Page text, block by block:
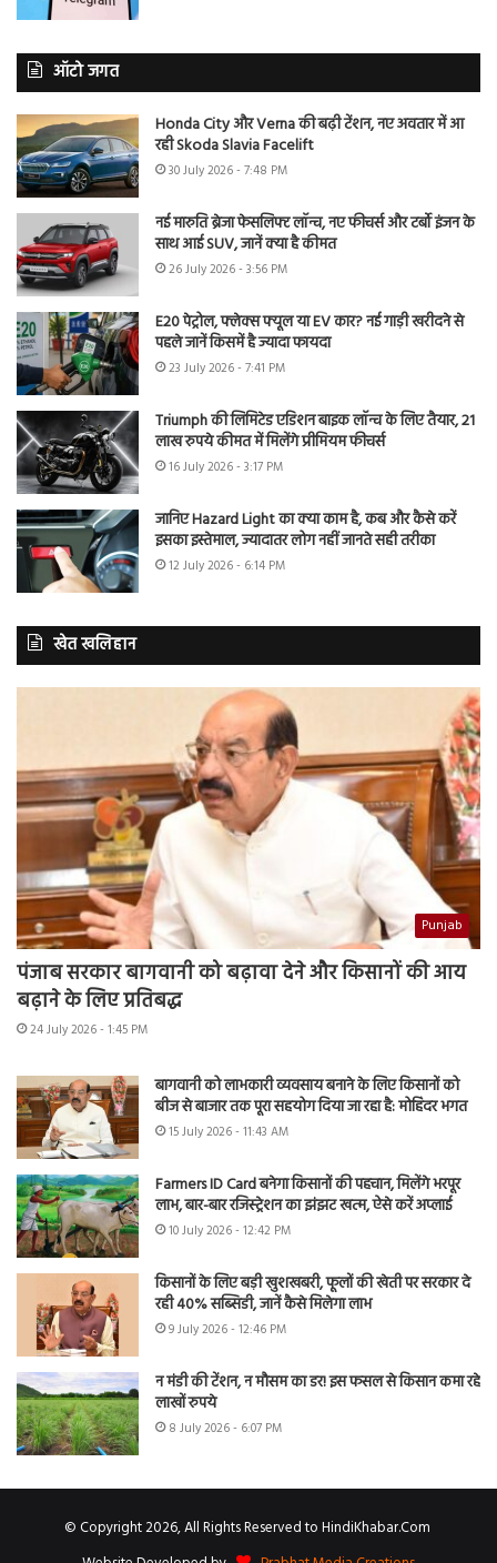
ऑटो जगत
Honda City और Verna की बढ़ी टेंशन, नए अवतार में आ
रही Skoda Slavia Facelift
30 July 2026 - 7:48 PM
नई मारुति ब्रेजा फेसलिफ्ट लॉन्च, नए फीचर्स और टर्बो इंजन के
साथ आई SUV, जानें क्या है कीमत
26 July 2026 - 3:56 PM
E20 पेट्रोल, फ्लेक्स फ्यूल या EV कार? नई गाड़ी खरीदने से
पहले जानें किसमें है ज्यादा फायदा
23 July 2026 - 7:41 PM
Triumph की लिमिटेड एडिशन बाइक लॉन्च के लिए तैयार, 21
लाख रुपये कीमत में मिलेंगे प्रीमियम फीचर्स
16 July 2026 - 3:17 PM
जानिए Hazard Light का क्या काम है, कब और कैसे करें
इसका इस्तेमाल, ज्यादातर लोग नहीं जानते सही तरीका
12 July 2026 - 6:14 PM
खेत खलिहान
Punjab
पंजाब सरकार बागवानी को बढ़ावा देने और किसानों की आय
बढ़ाने के लिए प्रतिबद्ध
24 July 2026 - 1:45 PM
बागवानी को लाभकारी व्यवसाय बनाने के लिए किसानों को
बीज से बाजार तक पूरा सहयोग दिया जा रहा है: मोहिंदर भगत
15 July 2026 - 11:43 AM
Farmers ID Card बनेगा किसानों की पहचान, मिलेंगे भरपूर
लाभ, बार-बार रजिस्ट्रेशन का झंझट खत्म, ऐसे करें अप्लाई
10 July 2026 - 12:42 PM
किसानों के लिए बड़ी खुशखबरी, फूलों की खेती पर सरकार दे
रही 40% सब्सिडी, जानें कैसे मिलेगा लाभ
9 July 2026 - 12:46 PM
न मंडी की टेंशन, न मौसम का डर! इस फसल से किसान कमा रहे
लाखों रुपये
8 July 2026 - 6:07 PM
© Copyright 2026, All Rights Reserved to HindiKhabar.Com